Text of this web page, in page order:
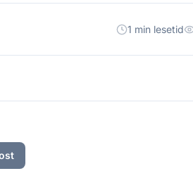
1 min lesetid